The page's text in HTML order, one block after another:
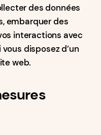
des données
embarquer des
interactions avec
disposez d’un
web.